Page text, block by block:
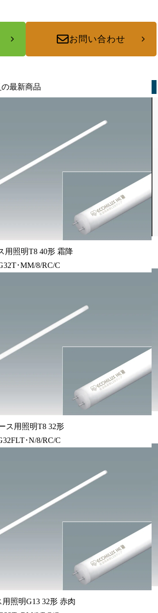
お問い合わせ
の最新商品
用照明T8 40形 霜降
･MM/8/RC/C
ス用照明T8 32形
･N/8/RC/C
照明G13 32形 赤肉